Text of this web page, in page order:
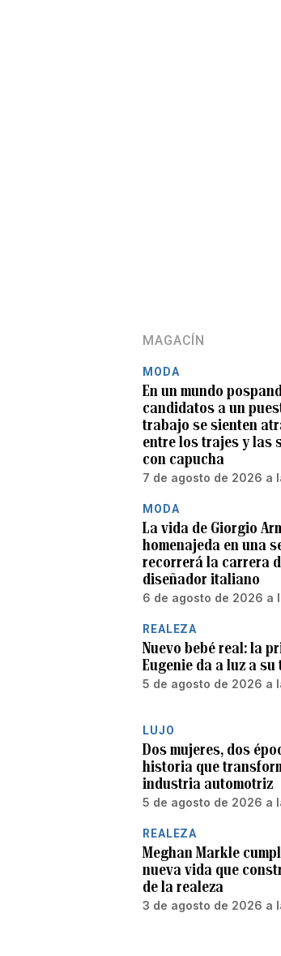
MAGACÍN
MODA
En un mundo
candidatos a un
trabajo se sienten
entre los trajes y las
con capucha
7 de agosto de 2026 a
MODA
La vida de Giorgio
homenajeda en una
recorrerá la carrera
diseñador italiano
6 de agosto de 2026 a
REALEZA
Nuevo bebé real: la
Eugenie da a luz a
5 de agosto de 2026 a
LUJO
Dos mujeres, dos
historia que
industria automotriz
5 de agosto de 2026 a
REALEZA
Meghan Markle
nueva vida que
de la realeza
3 de agosto de 2026 a